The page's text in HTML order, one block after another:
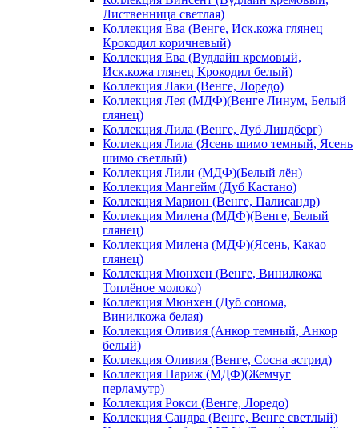
Лиственница светлая)
Коллекция Ева (Венге, Иск.кожа глянец
Крокодил коричневый)
Коллекция Ева (Вудлайн кремовый,
Иск.кожа глянец Крокодил белый)
Коллекция Лаки (Венге, Лоредо)
Коллекция Лея (МДФ)(Венге Линум, Белый
глянец)
Коллекция Лила (Венге, Дуб Линдберг)
Коллекция Лила (Ясень шимо темный, Ясень
шимо светлый)
Коллекция Лили (МДФ)(Белый лён)
Коллекция Мангейм (Дуб Кастано)
Коллекция Марион (Венге, Палисандр)
Коллекция Милена (МДФ)(Венге, Белый
глянец)
Коллекция Милена (МДФ)(Ясень, Какао
глянец)
Коллекция Мюнхен (Венге, Винилкожа
Топлёное молоко)
Коллекция Мюнхен (Дуб сонома,
Винилкожа белая)
Коллекция Оливия (Анкор темный, Анкор
белый)
Коллекция Оливия (Венге, Сосна астрид)
Коллекция Париж (МДФ)(Жемчуг
перламутр)
Коллекция Рокси (Венге, Лоредо)
Коллекция Сандра (Венге, Венге светлый)